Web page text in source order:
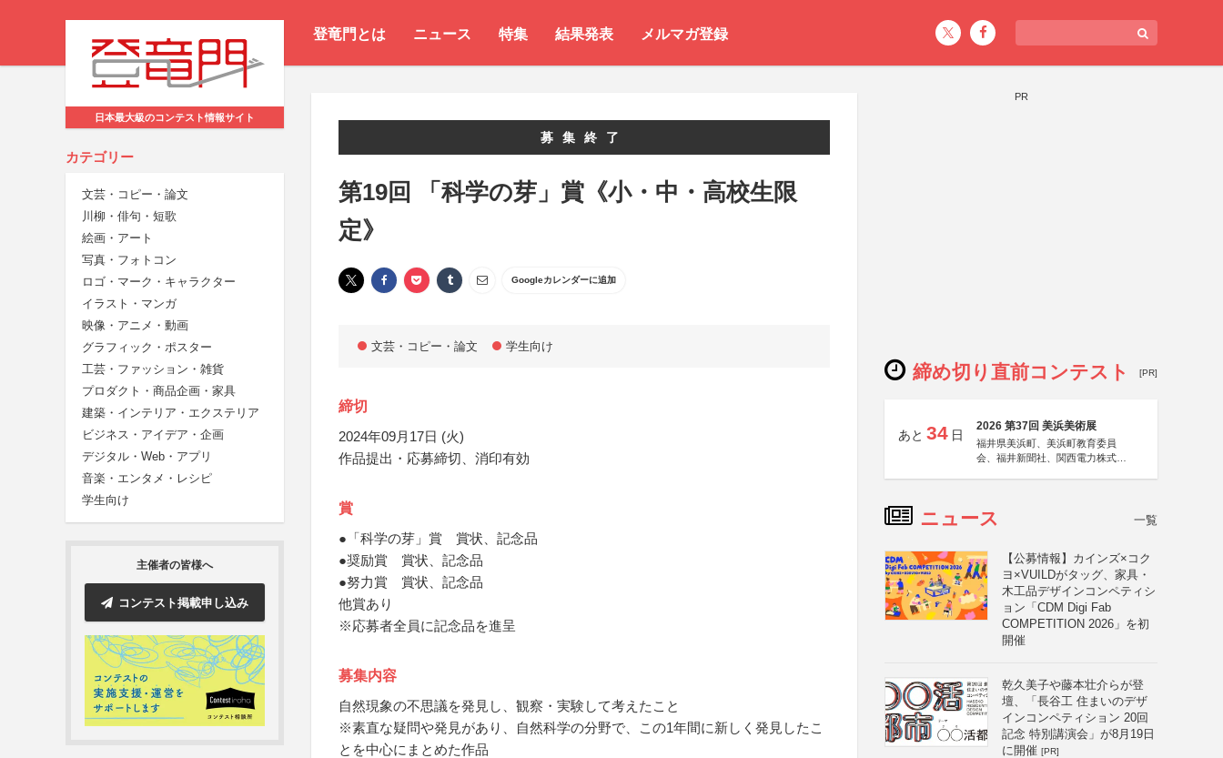
登竜門とは ニュース 特集 結果発表 メルマガ登録
日本最大級のコンテスト情報サイト
カテゴリー
文芸・コピー・論文
川柳・俳句・短歌
絵画・アート
写真・フォトコン
ロゴ・マーク・キャラクター
イラスト・マンガ
映像・アニメ・動画
グラフィック・ポスター
工芸・ファッション・雑貨
プロダクト・商品企画・家具
建築・インテリア・エクステリア
ビジネス・アイデア・企画
デジタル・Web・アプリ
音楽・エンタメ・レシピ
学生向け
主催者の皆様へ
コンテスト掲載申し込み
募集終了
第19回 「科学の芽」賞《小・中・高校生限
定》
Googleカレンダーに追加
文芸・コピー・論文 学生向け
締切
2024年09月17日 (火)
作品提出・応募締切、消印有効
賞
●「科学の芽」賞 賞状、記念品
●奨励賞 賞状、記念品
●努力賞 賞状、記念品
他賞あり
※応募者全員に記念品を進呈
募集内容
自然現象の不思議を発見し、観察・実験して考えたこと
※素直な疑問や発見があり、自然科学の分野で、この1年間に新しく発見したこ
とを中心にまとめた作品
PR
締め切り直前コンテスト [PR]
あと 34 日
2026 第37回 美浜美術展
福井県美浜町、美浜町教育委員
会、福井新聞社、関西電力株式会
ニュース 一覧
【公募情報】カインズ×コク
ヨ×VUILDがタッグ、家具・
木工品デザインコンペティシ
ョン「CDM Digi Fab
COMPETITION 2026」を初
開催
乾久美子や藤本壮介らが登
壇、「長谷工 住まいのデザ
インコンペティション 20回
記念 特別講演会」が8月19日
に開催 [PR]